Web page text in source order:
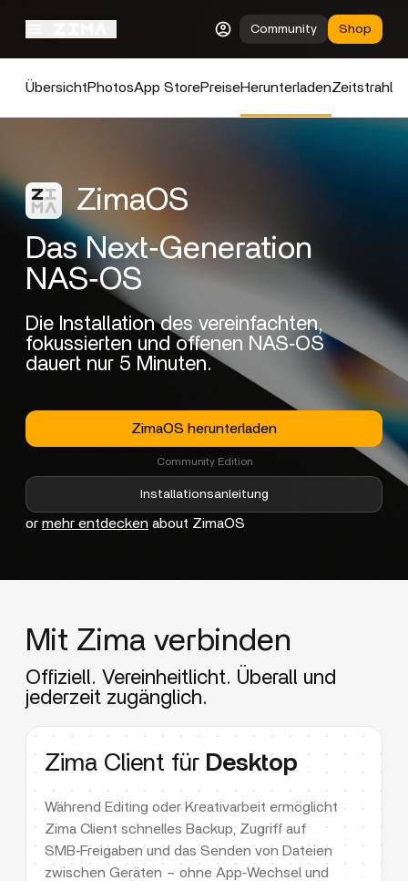
Community Shop
ÜbersichtPhotosApp StorePreiseHerunterladenZeitstrahl
ZimaOS
Das Next‑Generation
NAS‑OS
Die Installation des vereinfachten,
fokussierten und offenen NAS‑OS
dauert nur 5 Minuten.
ZimaOS herunterladen
Community Edition
Installationsanleitung
or mehr entdecken about ZimaOS
Mit Zima verbinden
Offiziell. Vereinheitlicht. Überall und
jederzeit zugänglich.
Zima Client für Desktop
Während Editing oder Kreativarbeit ermöglicht
Zima Client schnelles Backup, Zugriff auf
SMB‑Freigaben und das Senden von Dateien
zwischen Geräten – ohne App‑Wechsel und